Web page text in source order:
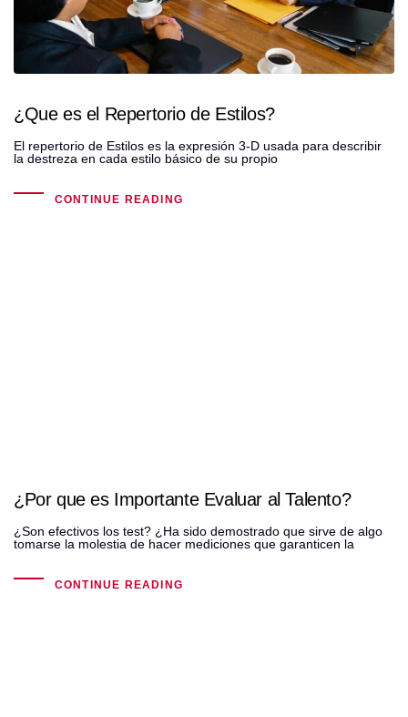
¿Que es el Repertorio de Estilos?
El repertorio de Estilos es la expresión 3-D usada para describir
la destreza en cada estilo básico de su propio
CONTINUE READING
¿Por que es Importante Evaluar al Talento?
¿Son efectivos los test? ¿Ha sido demostrado que sirve de algo
tomarse la molestia de hacer mediciones que garanticen la
CONTINUE READING